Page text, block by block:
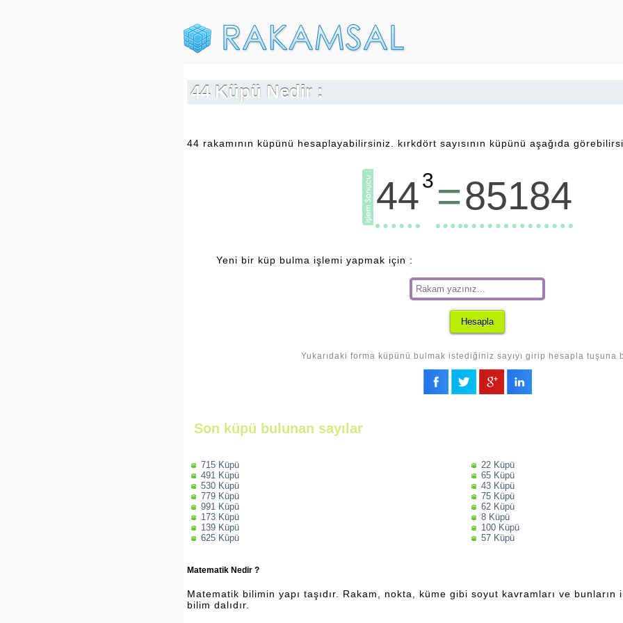
44 Küpü Nedir :
44 rakamının küpünü hesaplayabilirsiniz. kırkdört sayısının küpünü aşağıda
443 =85184
Yeni bir küp bulma işlemi yapmak için :
Yukarıdaki forma küpünü bulmak istediğiniz sayıyı girip hesapla tuşuna
Son küpü bulunan sayılar
715 Küpü
491 Küpü
530 Küpü
779 Küpü
991 Küpü
173 Küpü
139 Küpü
625 Küpü
22 Küpü
65 Küpü
43 Küpü
75 Küpü
62 Küpü
8 Küpü
100 Küpü
57 Küpü
Matematik Nedir ?
Matematik bilimin yapı taşıdır. Rakam, nokta, küme gibi soyut kavramları ve
bilim dalıdır.